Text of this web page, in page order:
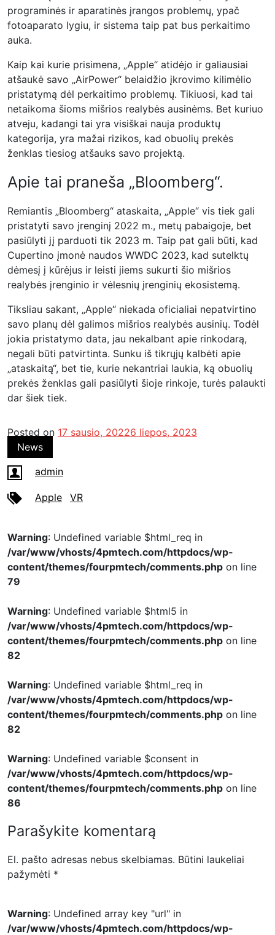
programinės ir aparatinės įrangos problemų, ypač
fotoaparato lygiu, ir sistema taip pat bus perkaitimo
auka.
Kaip kai kurie prisimena, „Apple“ atidėjo ir galiausiai
atšaukė savo „AirPower“ belaidžio įkrovimo kilimėlio
pristatymą dėl perkaitimo problemų. Tikiuosi, kad tai
netaikoma šioms mišrios realybės ausinėms. Bet kuriuo
atveju, kadangi tai yra visiškai nauja produktų
kategorija, yra mažai rizikos, kad obuolių prekės
ženklas tiesiog atšauks savo projektą.
Apie tai praneša „Bloomberg“.
Remiantis „Bloomberg“ ataskaita, „Apple“ vis tiek gali
pristatyti savo įrenginį 2022 m., metų pabaigoje, bet
pasiūlyti jį parduoti tik 2023 m. Taip pat gali būti, kad
Cupertino įmonė naudos WWDC 2023, kad sutelktų
dėmesį į kūrėjus ir leisti jiems sukurti šio mišrios
realybės įrenginio ir vėlesnių įrenginių ekosistemą.
Tiksliau sakant, „Apple“ niekada oficialiai nepatvirtino
savo planų dėl galimos mišrios realybės ausinių. Todėl
jokia pristatymo data, jau nekalbant apie rinkodarą,
negali būti patvirtinta. Sunku iš tikrųjų kalbėti apie
„ataskaitą“, bet tie, kurie nekantriai laukia, ką obuolių
prekės ženklas gali pasiūlyti šioje rinkoje, turės palaukti
dar šiek tiek.
Posted on 17 sausio, 20226 liepos, 2023
News
admin
Apple VR
Warning: Undefined variable $html_req in
/var/www/vhosts/4pmtech.com/httpdocs/wp-
content/themes/fourpmtech/comments.php on line
79
Warning: Undefined variable $html5 in
/var/www/vhosts/4pmtech.com/httpdocs/wp-
content/themes/fourpmtech/comments.php on line
82
Warning: Undefined variable $html_req in
/var/www/vhosts/4pmtech.com/httpdocs/wp-
content/themes/fourpmtech/comments.php on line
82
Warning: Undefined variable $consent in
/var/www/vhosts/4pmtech.com/httpdocs/wp-
content/themes/fourpmtech/comments.php on line
86
Parašykite komentarą
El. pašto adresas nebus skelbiamas. Būtini laukeliai
pažymėti *
Warning: Undefined array key "url" in
/var/www/vhosts/4pmtech.com/httpdocs/wp-